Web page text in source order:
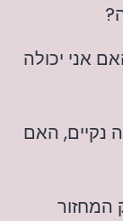
אני יכולה
נקיים, האם
המחזור